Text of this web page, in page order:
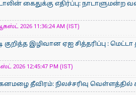
கைதுக்கு எதிர்ப்பு: நாடாளுமன்ற
2026 11:36:24 AM (IST)
குறித்த இழிவான ஏஐ சித்தரிப்பு :
2026 12:45:47 PM (IST)
தீவிரம்: நிலச்சரிவு வெள்ளத்தில்